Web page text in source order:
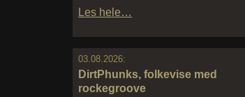
Les hele…
03.08.2026:
DirtPhunks, folkevise med
rockegroove